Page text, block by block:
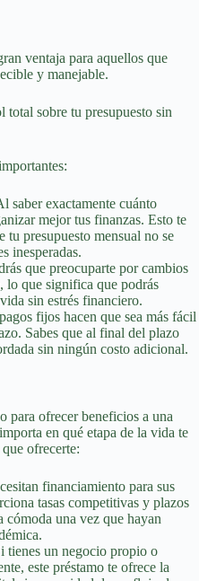
ventaja para aquellos que
y manejable.
total sobre tu presupuesto sin
saber exactamente cuánto
mejor tus finanzas. Esto te
tu presupuesto mensual no se
inesperadas.
que preocuparte por cambios
lo que significa que podrás
sin estrés financiero.
fijos hacen que sea más fácil
Sabes que al final del plazo
sin ningún costo adicional.
para ofrecer beneficios a una
en qué etapa de la vida te
ofrecerte:
financiamiento para sus
tasas competitivas y plazos
cómoda una vez que hayan
tienes un negocio propio o
este préstamo te ofrece la